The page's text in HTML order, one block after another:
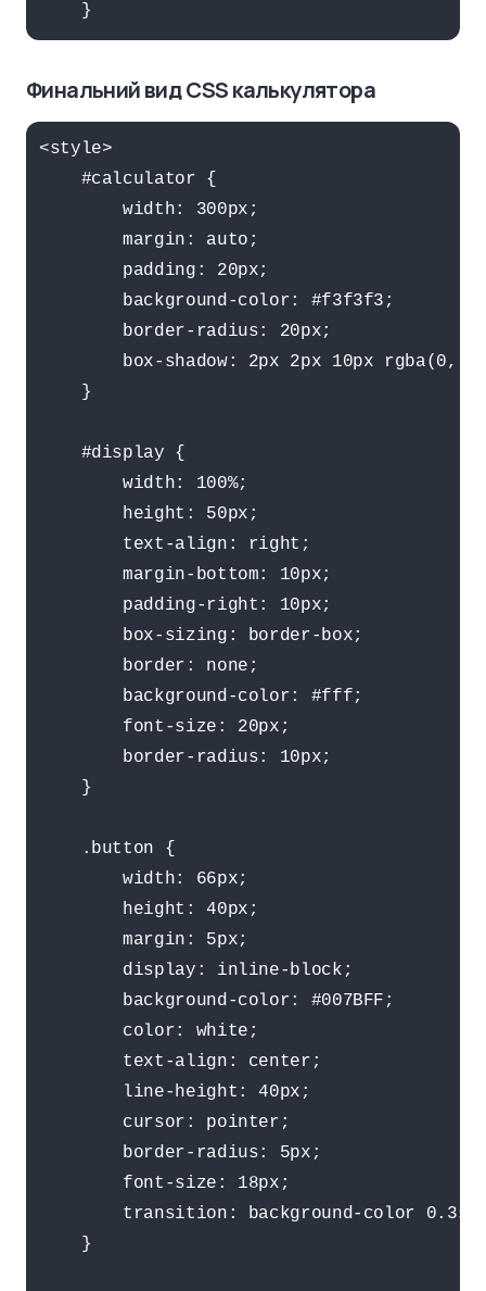
    }
Финальний вид CSS калькулятора
<style>
    #calculator {
        width: 300px;
        margin: auto;
        padding: 20px;
        background-color: #f3f3f3;
        border-radius: 20px;
box-shadow: 2px 2px 10px rgba(0,
    }
    #display {
        width: 100%;
        height: 50px;
        text-align: right;
        margin-bottom: 10px;
        padding-right: 10px;
        box-sizing: border-box;
        border: none;
        background-color: #fff;
        font-size: 20px;
        border-radius: 10px;
    }
    .button {
        width: 66px;
        height: 40px;
        margin: 5px;
        display: inline-block;
        background-color: #007BFF;
        color: white;
        text-align: center;
        line-height: 40px;
        cursor: pointer;
        border-radius: 5px;
        font-size: 18px;
transition: background-color 0.3s
    }